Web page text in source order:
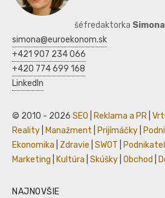
šéfredaktorka
simona@euroekonom.sk
+421 907 234 066
+420 774 699 168
LinkedIn
© 2010 - 2026 SEO Reklama a PR
Reality
Manažment Prijímáčky
Ekonomika
Zdravie SWOT
Marketing
Kultúra Skúšky Obchod
NAJNOVŠIE